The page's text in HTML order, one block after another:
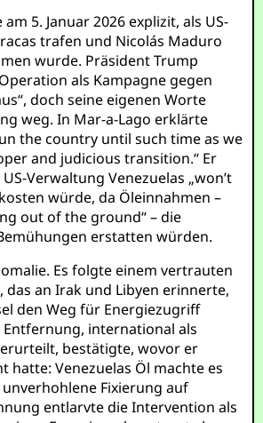
5. Januar 2026 explizit, als US-
trafen und Nicolás Maduro
wurde. Präsident Trump
als Kampagne gegen
doch seine eigenen Worte
weg. In Mar-a-Lago erklärte
the country until such time as we
and judicious transition.“ Er
Verwaltung Venezuelas „won’t
würde, da Öleinnahmen –
out of the ground“ – die
erstatten würden.
Es folgte einem vertrauten
das an Irak und Libyen erinnerte,
den Weg für Energiezugriff
international als
bestätigte, wovor er
hatte: Venezuelas Öl machte es
Fixierung auf
entlarvte die Intervention als